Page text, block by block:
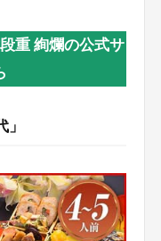
重 絢爛の公式サ